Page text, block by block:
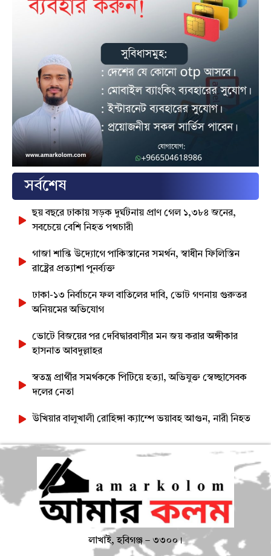
সর্বশেষ
ছয় বছরে ঢাকায় সড়ক দুর্ঘটনায় প্রাণ গেল ১,৩৮৪ জনের,
সবচেয়ে বেশি নিহত পথচারী
গাজা শান্তি উদ্যোগে পাকিস্তানের সমর্থন, স্বাধীন ফিলিস্তিন
রাষ্ট্রের প্রত্যাশা পুনর্ব্যক্ত
ঢাকা-১৩ নির্বাচনে ফল বাতিলের দাবি, ভোট গণনায় গুরুতর
অনিয়মের অভিযোগ
ভোটে বিজয়ের পর দেবিদ্বারবাসীর মন জয় করার অঙ্গীকার
হাসনাত আবদুল্লাহর
স্বতন্ত্র প্রার্থীর সমর্থককে পিটিয়ে হত্যা, অভিযুক্ত স্বেচ্ছাসেবক
দলের নেতা
উখিয়ার বালুখালী রোহিঙ্গা ক্যাম্পে ভয়াবহ আগুন, নারী নিহত
লাখাই, হবিগঞ্জ – ৩৩০০।